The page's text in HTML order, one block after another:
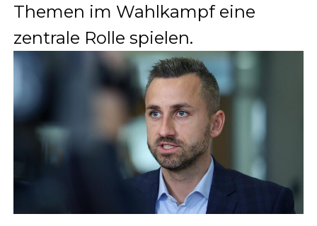
Themen im Wahlkampf eine
zentrale Rolle spielen.